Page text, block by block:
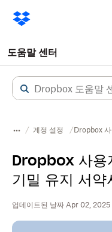
도움말 센터
계정 설정 Dropbox
Dropbox 사용
기밀 유지 서약
업데이트된 날짜 Apr 02, 2025